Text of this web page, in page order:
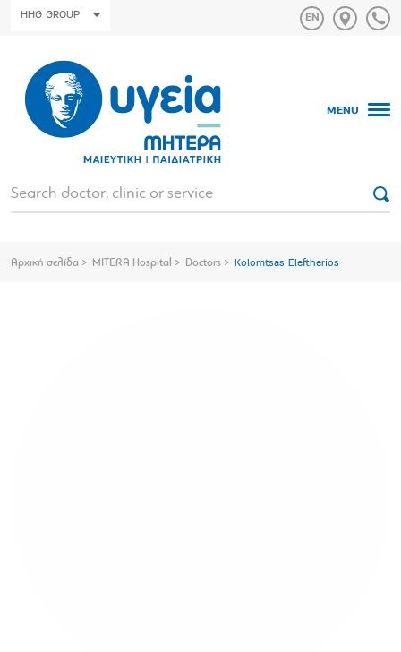
HHG GROUP
MENU
Αρχική σελίδα MITERA Hospital Doctors Kolomtsas Eleftherios